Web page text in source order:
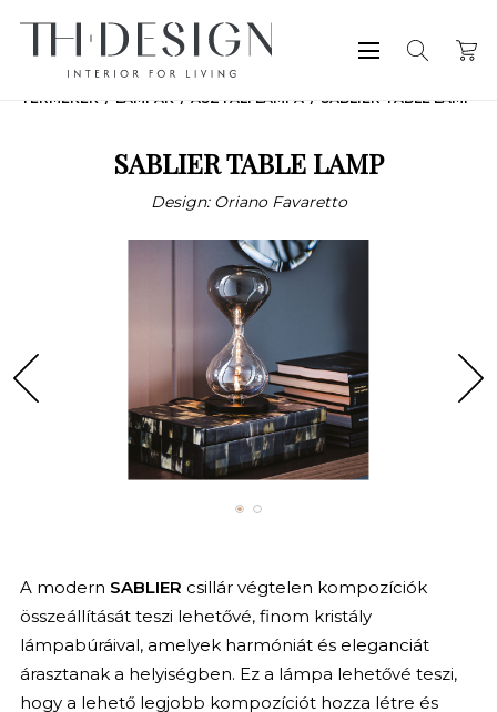
TERMÉKEK LÁMPÁK ASZTALI LÁMPA SABLIER TABLE LAMP
SABLIER TABLE LAMP
Design: Oriano Favaretto
A modern SABLIER csillár végtelen kompozíciók
összeállítását teszi lehetővé, finom kristály
lámpabúráival, amelyek harmóniát és eleganciát
árasztanak a helyiségben. Ez a lámpa lehetővé teszi,
hogy a lehető legjobb kompozíciót hozza létre és